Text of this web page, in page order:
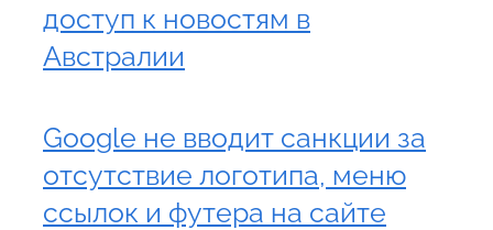
доступ к новостям в
Австралии
Google не вводит санкции за
отсутствие логотипа, меню
ссылок и футера на сайте